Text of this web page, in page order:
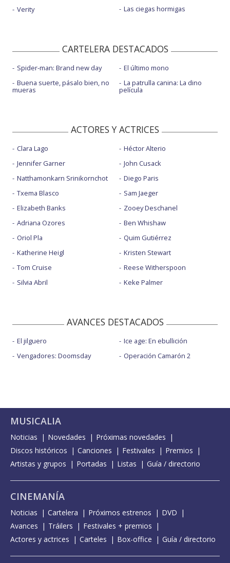
Verity
Las ciegas hormigas
CARTELERA DESTACADOS
Spider-man: Brand new day
Buena suerte, pásalo bien, no
mueras
El último mono
La patrulla canina: La dino
película
ACTORES Y ACTRICES
Clara Lago
Jennifer Garner
Natthamonkarn Srinikornchot
Txema Blasco
Elizabeth Banks
Adriana Ozores
Oriol Pla
Katherine Heigl
Tom Cruise
Silvia Abril
Héctor Alterio
John Cusack
Diego Paris
Sam Jaeger
Zooey Deschanel
Ben Whishaw
Quim Gutiérrez
Kristen Stewart
Reese Witherspoon
Keke Palmer
AVANCES DESTACADOS
El jilguero
Vengadores: Doomsday
Ice age: En ebullición
Operación Camarón 2
MUSICALIA
Noticias Novedades
Próximas novedades
Discos históricos
Canciones Festivales
Premios
Artistas y grupos
Portadas Listas Guía / directorio
CINEMANÍA
Noticias Cartelera Próximos estrenos
DVD
Avances
Tráilers
Festivales + premios
Actores y actrices
Carteles Box-office Guía / directorio